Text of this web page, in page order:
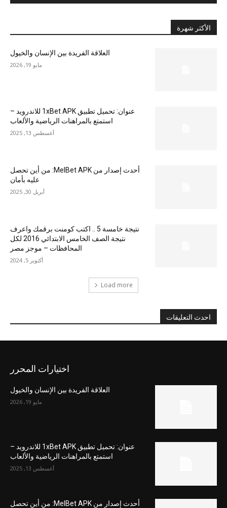
الأكثر شهرة
العلاقة الفريدة بين الإنسان والخيول
مايو 19, 2026
عنوان: تحميل تطبيق 1xBet APK للاندرويد –
استمتع بالمراهنات الرياضية والألعاب
أغسطس 13, 2025
أحدث إصدار من MelBet APK: من أين تحصل
عليه بأمان
أبريل 30, 2025
نتيجة خامسة 5 .. اكتب كومنت برقمك واعرف
نتيجة الصف الخامس الابتدائي 2016 لكل
المحافظات – موجز مصر
أكتوبر 5, 2024
Load more
احدث التعليقات
اختيارات المحرر
العلاقة الفريدة بين الإنسان والخيول
مايو 19, 2026
عنوان: تحميل تطبيق 1xBet APK للاندرويد –
استمتع بالمراهنات الرياضية والألعاب
أغسطس 13, 2025
أحدث إصدار من MelBet APK: من أين تحصل